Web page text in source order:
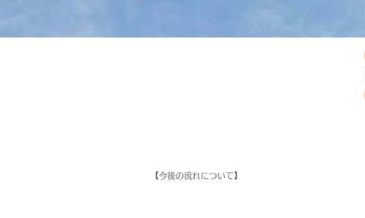
【今後の流れについて】